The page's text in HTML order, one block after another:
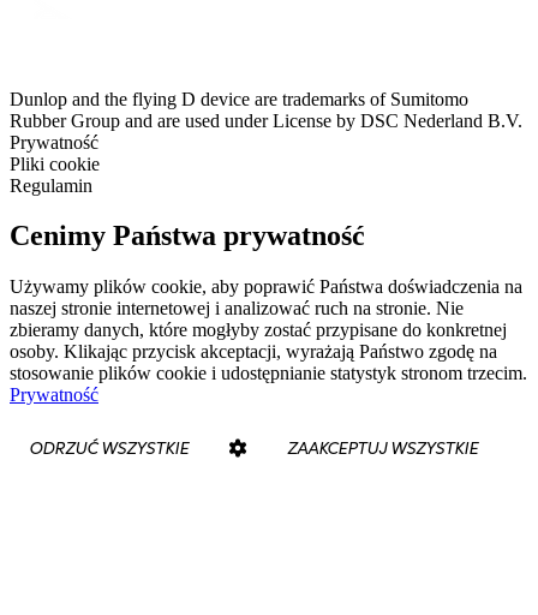
Dunlop and the flying D device are trademarks of Sumitomo
Rubber Group and are used under License by DSC Nederland B.V.
Prywatność
Pliki cookie
Regulamin
Cenimy Państwa prywatność
Używamy plików cookie, aby poprawić Państwa doświadczenia na
naszej stronie internetowej i analizować ruch na stronie. Nie
zbieramy danych, które mogłyby zostać przypisane do konkretnej
osoby. Klikając przycisk akceptacji, wyrażają Państwo zgodę na
stosowanie plików cookie i udostępnianie statystyk stronom trzecim.
Prywatność
ODRZUĆ WSZYSTKIE ZAAKCEPTUJ WSZYSTKIE